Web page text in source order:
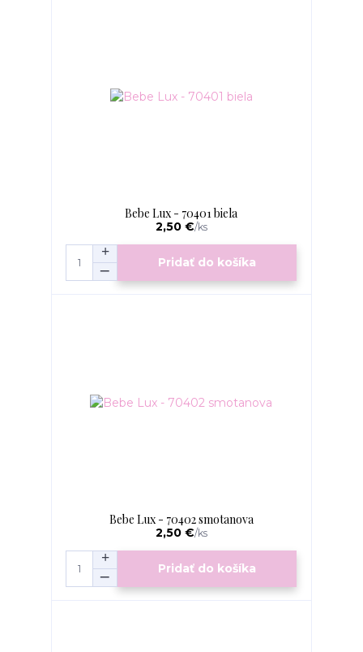
Bebe Lux - 70401 biela
2,50 €/ks
Pridať do košíka
Bebe Lux - 70402 smotanova
2,50 €/ks
Pridať do košíka